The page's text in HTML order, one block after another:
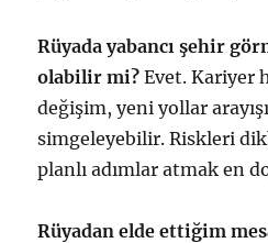
Rüyada yabancı şehir
olabilir mi? Evet. Kariyer
değişim, yeni yollar
simgeleyebilir. Riskleri
planlı adımlar atmak en
Rüyadan elde ettiğim